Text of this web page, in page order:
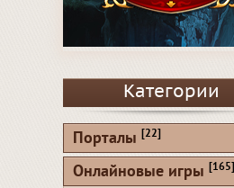
Категории
Порталы [22]
Онлайновые игры [165]